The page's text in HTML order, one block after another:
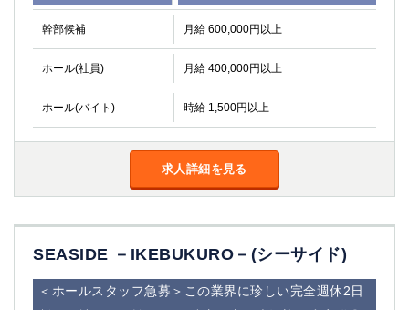
幹部候補 月給 600,000円以上
ホール(社員) 月給 400,000円以上
ホール(バイト) 時給 1,500円以上
求人詳細を見る
SEASIDE －IKEBUKURO－(シーサイド)
＜ホールスタッフ急募＞この業界に珍しい完全週休2日